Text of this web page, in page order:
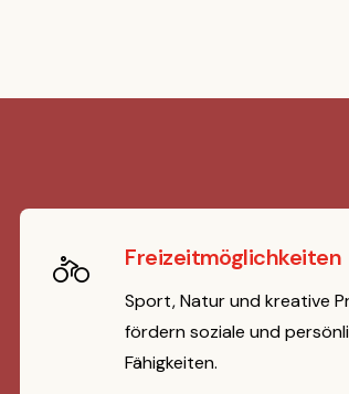
Freizeitmöglichkeiten
Sport, Natur und kreative
fördern soziale und
Fähigkeiten.